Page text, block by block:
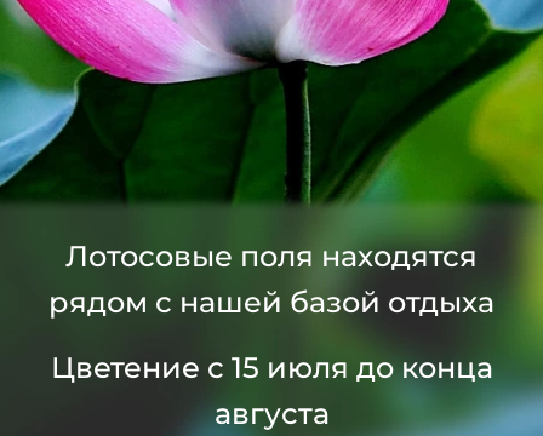
Лотосовые поля находятся
рядом с нашей базой отдыха
Цветение с 15 июля до конца
августа